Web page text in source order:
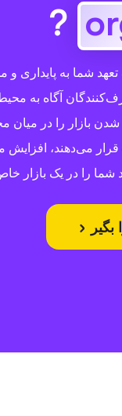
?
تعهد شما به
آگاه به
شدن بازار را در
قرار می‌دهند،
شما را در یک بازار